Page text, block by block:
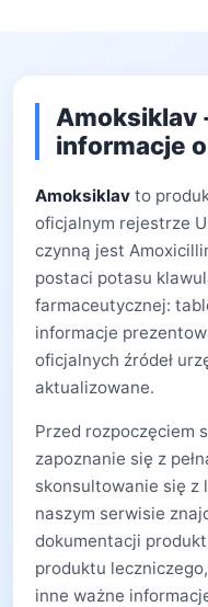
Amoksiklav
informacje
Amoksiklav to
oficjalnym rejestrze
czynną jest
postaci potasu
farmaceutycznej:
informacje
oficjalnych źródeł
aktualizowane.
Przed rozpoczęciem
zapoznanie się z
skonsultowanie się z
naszym serwisie
dokumentacji
produktu
inne ważne